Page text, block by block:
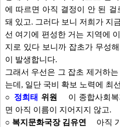
에 따르면 아직 결정이 안 된 걸
돼 있고. 그러다 보니 저희가 지
선 여기에 편성한 거는 지역에
지로 있다 보니까 잡초가 무성
이 발생합니다.
그래서 우선은 그 잡초 제거하
는데, 일단 국비 확보 노력에 최
○ 정희태 위원
이 종합사회
면 아직 이름이 지어지지 않고.
○ 복지문화국장 김유연
아직